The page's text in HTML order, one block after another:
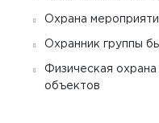
Охрана
Охранник группы
Физическая охрана
объектов